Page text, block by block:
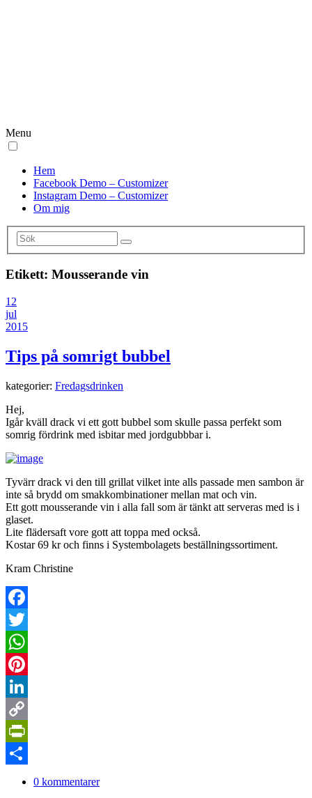
Menu
Hem
Facebook Demo – Customizer
Instagram Demo – Customizer
Om mig
Etikett: Mousserande vin
12
jul
2015
Tips på somrigt bubbel
kategorier: Fredagsdrinken
Hej,
Igår kväll drack vi ett gott bubbel som skulle passa perfekt som
somrig fördrink med isbitar med jordgubbbar i.
Tyvärr drack vi den till grillat vilket inte alls passade men sambon är
inte så brydd om smakkombinationer mellan mat och vin.
Ett gott mousserande vin i alla fall som är tänkt att serveras med is i
glaset.
Lite flädersaft vore gott att toppa med också.
Kostar 69 kr och finns i Systembolagets beställningssortiment.
Kram Christine
Facebook
Twitter
WhatsApp
Pinterest
LinkedIn
Copy
Link
PrintFriendly
0 kommentarer